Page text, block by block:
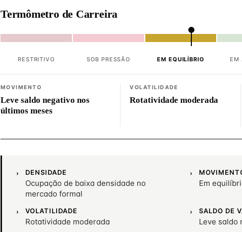
Termômetro de Carreira
RESTRITIVO SOB PRESSÃO EM EQUILÍBRIO EM
MOVIMENTO
Leve saldo negativo nos
últimos meses
VOLATILIDADE
Rotatividade moderada
DENSIDADE
Ocupação de baixa densidade no
mercado formal
Em
VOLATILIDADE
Rotatividade moderada
SALDO DE
Leve saldo